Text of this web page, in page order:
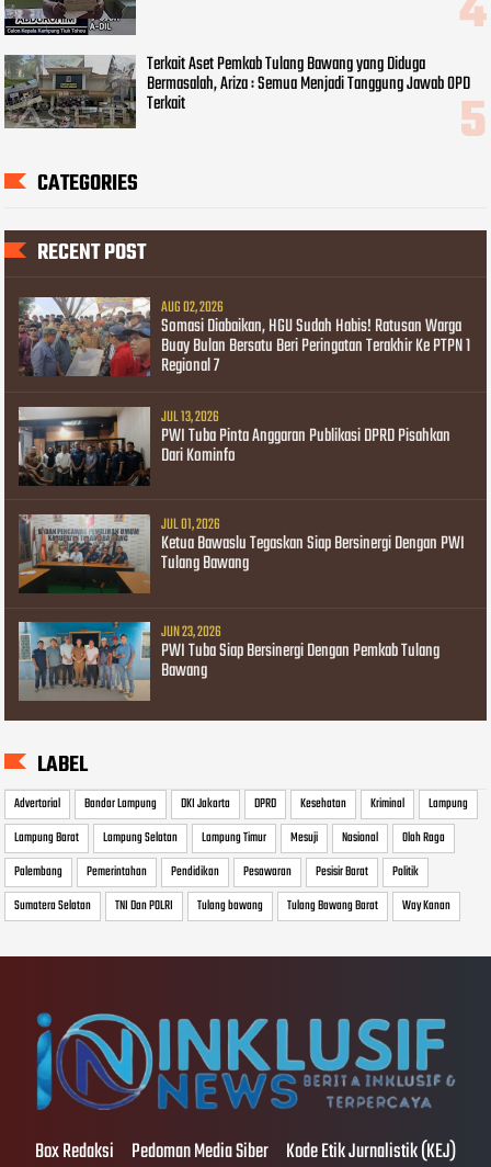
Terkait Aset Pemkab Tulang Bawang yang Diduga
Bermasalah, Ariza : Semua Menjadi Tanggung Jawab OPD
Terkait
CATEGORIES
RECENT POST
AUG 02, 2026
Somasi Diabaikan, HGU Sudah Habis! Ratusan Warga
Buay Bulan Bersatu Beri Peringatan Terakhir Ke PTPN 1
Regional 7
JUL 13, 2026
PWI Tuba Pinta Anggaran Publikasi DPRD Pisahkan
Dari Kominfo
JUL 01, 2026
Ketua Bawaslu Tegaskan Siap Bersinergi Dengan PWI
Tulang Bawang
JUN 23, 2026
PWI Tuba Siap Bersinergi Dengan Pemkab Tulang
Bawang
LABEL
Advertorial Bandar Lampung DKI Jakarta DPRD Kesehatan Kriminal
Lampung
Lampung Barat
Lampung Selatan Lampung Timur Mesuji Nasional
Olah Raga
Palembang
Pemerintahan Pendidikan Pesawaran Pesisir Barat
Politik
Sumatera Selatan
TNI Dan POLRI Tulang bawang Tulang Bawang Barat Way Kanan
Box Redaksi Pedoman Media Siber Kode Etik Jurnalistik (KEJ)